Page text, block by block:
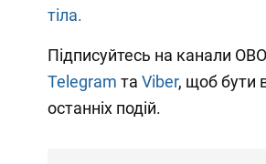
тіла.
Підписуйтесь на канали
Telegram та Viber, щоб бути
останніх подій.